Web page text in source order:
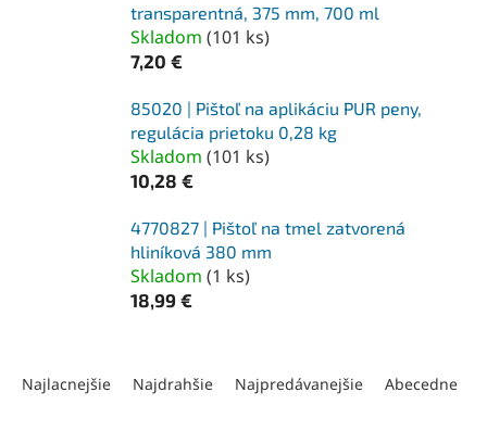
transparentná, 375 mm, 700 ml
Skladom (101 ks)
7,20 €
85020 | Pištoľ na aplikáciu PUR peny,
regulácia prietoku 0,28 kg
Skladom (101 ks)
10,28 €
4770827 | Pištoľ na tmel zatvorená
hliníková 380 mm
Skladom (1 ks)
18,99 €
Najlacnejšie Najdrahšie Najpredávanejšie Abecedne